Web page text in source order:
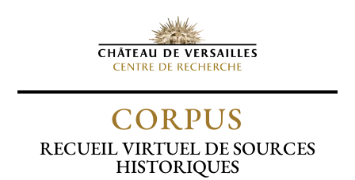
CORPUS
RECUEIL VIRTUEL DE SOURCES
HISTORIQUES